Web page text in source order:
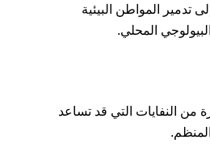
تدمير المواطن البيئية
المحلي.
من النفايات التي قد تساعد